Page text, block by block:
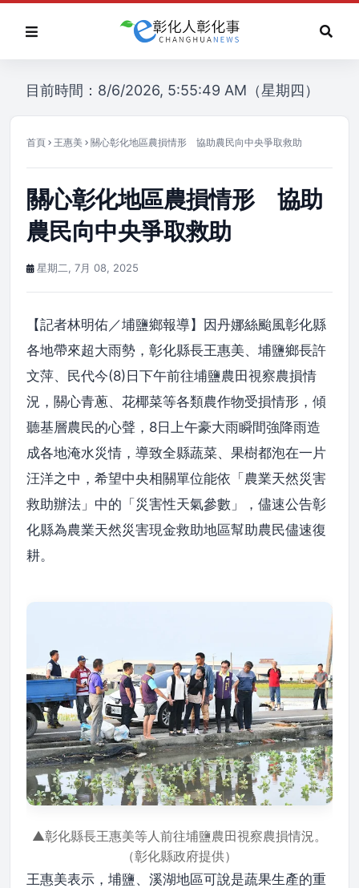
目前時間：8/6/2026, 5:55:49 AM（星期四）
首頁 王惠美 關心彰化地區農損情形 協助農民向中央爭取救助
關心彰化地區農損情形 協助
農民向中央爭取救助
星期二, 7月 08, 2025
【記者林明佑／埔鹽鄉報導】因丹娜絲颱風彰化縣
各地帶來超大雨勢，彰化縣長王惠美、埔鹽鄉長許
文萍、民代今(8)日下午前往埔鹽農田視察農損情
況，關心青蔥、花椰菜等各類農作物受損情形，傾
聽基層農民的心聲，8日上午豪大雨瞬間強降雨造
成各地淹水災情，導致全縣蔬菜、果樹都泡在一片
汪洋之中，希望中央相關單位能依「農業天然災害
救助辦法」中的「災害性天氣參數」，儘速公告彰
化縣為農業天然災害現金救助地區幫助農民儘速復
耕。
▲彰化縣長王惠美等人前往埔鹽農田視察農損情況。
（彰化縣政府提供）
王惠美表示，埔鹽、溪湖地區可說是蔬果生產的重